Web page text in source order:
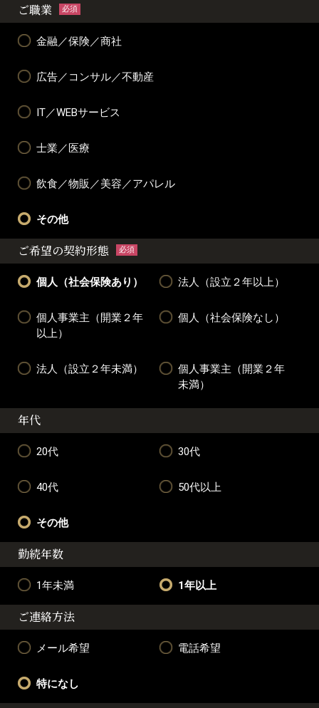
ご職業 必須
金融／保険／商社
広告／コンサル／不動産
IT／WEBサービス
士業／医療
飲食／物販／美容／アパレル
その他
ご希望の契約形態 必須
個人（社会保険あり） 法人（設立２年以上）
個人事業主（開業２年
以上）
個人（社会保険なし）
法人（設立２年未満）
個人事業主（開業２年
未満）
年代
20代 30代
40代 50代以上
その他
勤続年数
1年未満 1年以上
ご連絡方法
メール希望 電話希望
特になし